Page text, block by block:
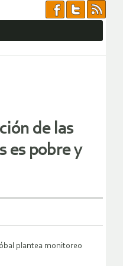
de las
es pobre y
plantea monitoreo